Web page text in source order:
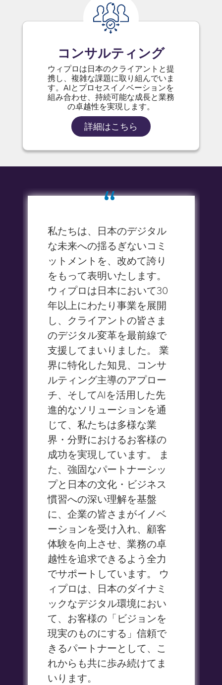
コンサルティング
ウィプロは日本のクライアントと提
携し、複雑な課題に取り組んでいま
す。AIとプロセスイノベーションを
組み合わせ、持続可能な成長と業務
の卓越性を実現します。
詳細はこちら
“
私たちは、日本のデジタル
な未来への揺るぎないコミ
ットメントを、改めて誇り
をもって表明いたします。
ウィプロは日本において30
年以上にわたり事業を展開
し、クライアントの皆さま
のデジタル変革を最前線で
支援してまいりました。 業
界に特化した知見、コンサ
ルティング主導のアプロー
チ、そしてAIを活用した先
進的なソリューションを通
じて、私たちは多様な業
界・分野におけるお客様の
成功を実現しています。 ま
た、強固なパートナーシッ
プと日本の文化・ビジネス
慣習への深い理解を基盤
に、企業の皆さまがイノベ
ーションを受け入れ、顧客
体験を向上させ、業務の卓
越性を追求できるよう全力
でサポートしています。 ウ
ィプロは、日本のダイナミ
ックなデジタル環境におい
て、お客様の「ビジョンを
現実のものにする」信頼で
きるパートナーとして、こ
れからも共に歩み続けてま
いります。